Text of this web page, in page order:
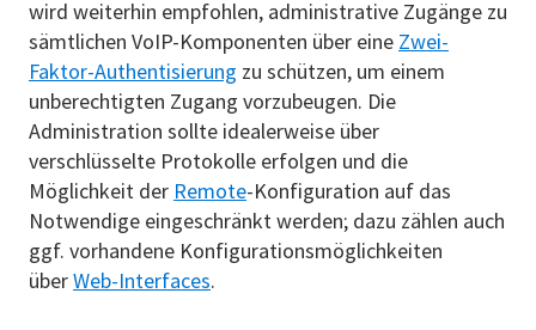
wird weiterhin empfohlen, administrative Zugänge zu
sämtlichen VoIP-Komponenten über eine Zwei-
Faktor-Authentisierung zu schützen, um einem
unberechtigten Zugang vorzubeugen. Die
Administration sollte idealerweise über
verschlüsselte Protokolle erfolgen und die
Möglichkeit der Remote-Konfiguration auf das
Notwendige eingeschränkt werden; dazu zählen auch
ggf. vorhandene Konfigurationsmöglichkeiten
überWeb-Interfaces.